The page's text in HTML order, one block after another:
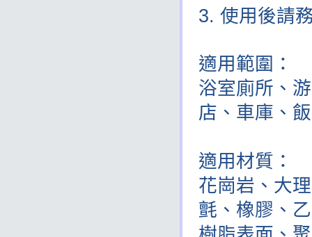
使用後請
適用範圍：
浴室廁所、
店、車庫、
適用材質：
花崗岩、大
氈、橡膠、